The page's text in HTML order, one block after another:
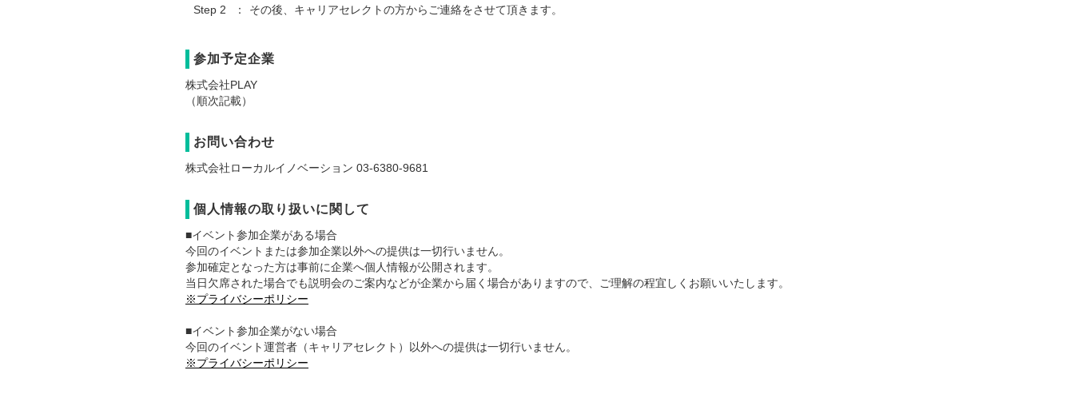
Step 2 その後、キャリアセレクトの方からご連絡をさせて頂きます。
参加予定企業
株式会社PLAY
（順次記載）
お問い合わせ
株式会社ローカルイノベーション 03-6380-9681
個人情報の取り扱いに関して
■イベント参加企業がある場合
今回のイベントまたは参加企業以外への提供は一切行いません。
参加確定となった方は事前に企業へ個人情報が公開されます。
当日欠席された場合でも説明会のご案内などが企業から届く場合がありますので、ご理解の程宜しくお願いいたします。
※プライバシーポリシー
■イベント参加企業がない場合
今回のイベント運営者（キャリアセレクト）以外への提供は一切行いません。
※プライバシーポリシー